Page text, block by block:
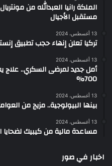
الملكة رانيا العبدالله من
مستقبل الأجيال
13 أغسطس، 2024
تركيا تعلن إنهاء حجب تطبيق
13 أغسطس، 2024
أمل جديد لمرضى السكري.. علاج
700%
13 أغسطس، 2024
بينها البيولوجية.. مزيج من
13 أغسطس، 2024
مساعدة مالية من كيبيك لضحايا
اخبار في صور